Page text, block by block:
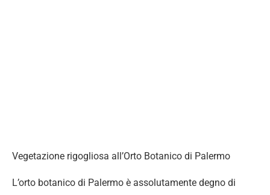
Vegetazione rigogliosa all’Orto Botanico di Palermo
L’orto botanico di Palermo è assolutamente degno di